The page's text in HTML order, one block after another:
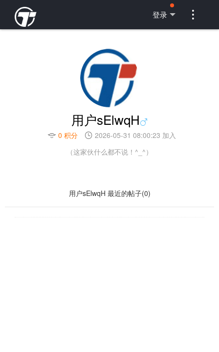
登录 
用户sElwqH
0 积分
2026-05-31 08:00:23 加入
（这家伙什么都不说！^_^）
用户sElwqH 最近的帖子(0)